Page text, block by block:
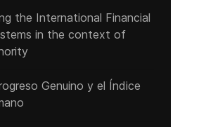
Air Polluters
the International Financial
in the context of
Genuino y el Índice